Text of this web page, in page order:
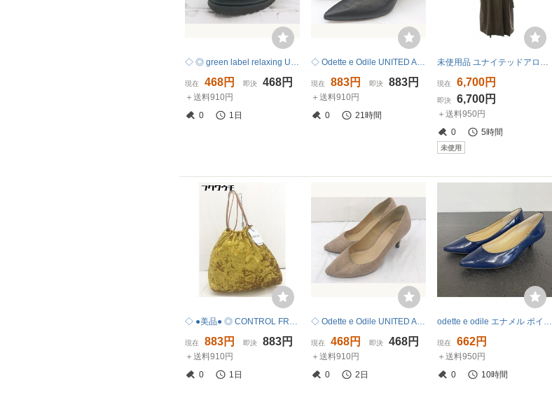
◇ ◎ green label relaxing UNITED ARROWS シンプル ビットローファー シューズ サイズM ブラック レディース P
現在 468円 即決 468円
＋送料910円
0
1日
◇ Odette e Odile UNITED ARROWS ポインテッドトゥ ヒール パンプス サイズ25 ブラック レディース
現在 883円 即決 883円
＋送料910円
0
21時間
未使用品 ユナイテッドアローズ UNITED ARROWS ベスト ロング丈 ジレ 茶 ブラウン 1522-144-2837 /AN40 レディース
現在 6,700円
即決 6,700円
＋送料950円
0
5時間
未使用
◇ ●美品● ◎ CONTROL FREAK BEAUTY & YOUTH UNITED ARROWS タグ付 ベロア ハンド バッグ イエロー レディース
現在 883円 即決 883円
＋送料910円
0
1日
◇ Odette e Odile UNITED ARROWS ポインテッドトゥ ヒール プレーン パンプス シューズ サイズ24 ベージュ レディース P
現在 468円 即決 468円
＋送料910円
0
2日
odette e odile エナメル ポインテッドトゥ ヒール パンプス ネイビー サイズ23
現在 662円
＋送料950円
0
10時間